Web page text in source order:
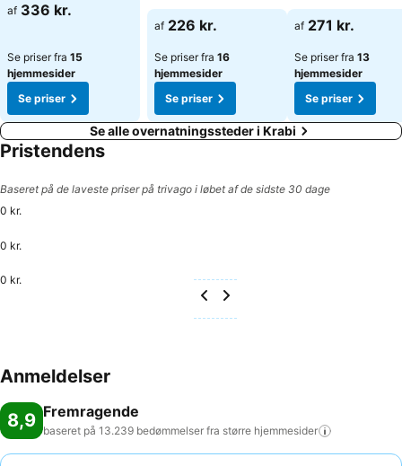
af 336 kr.
Se priser fra 15
hjemmesider
Se priser
af 226 kr.
Se priser fra 16
hjemmesider
Se priser
af 271 kr.
Se priser fra 13
hjemmesider
Se priser
Se alle overnatningssteder i Krabi
Pristendens
Baseret på de laveste priser på trivago i løbet af de sidste 30 dage
0 kr.
0 kr.
0 kr.
Anmeldelser
8,9 Fremragende
baseret på 13.239 bedømmelser fra større hjemmesider